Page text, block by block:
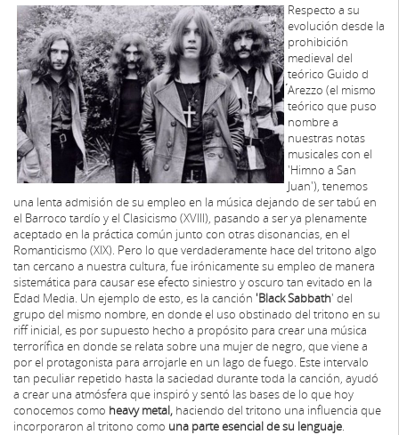
Respecto a su
evolución desde la
prohibición
medieval del
teórico Guido d
́Arezzo (el mismo
teórico que puso
nombre a
nuestras notas
musicales con el
'Himno a San
Juan'), tenemos
una lenta admisión de su empleo en la música dejando de ser tabú en
el Barroco tardío y el Clasicismo (XVIII), pasando a ser ya plenamente
aceptado en la práctica común junto con otras disonancias, en el
Romanticismo (XIX). Pero lo que verdaderamente hace del tritono algo
tan cercano a nuestra cultura, fue irónicamente su empleo de manera
sistemática para causar ese efecto siniestro y oscuro tan evitado en la
Edad Media. Un ejemplo de esto, es la canción 'Black Sabbath' del
grupo del mismo nombre, en donde el uso obstinado del tritono en su
riff inicial, es por supuesto hecho a propósito para crear una música
terrorífica en donde se relata sobre una mujer de negro, que viene a
por el protagonista para arrojarle en un lago de fuego. Este intervalo
tan peculiar repetido hasta la saciedad durante toda la canción, ayudó
a crear una atmósfera que inspiró y sentó las bases de lo que hoy
conocemos como heavy metal, haciendo del tritono una influencia que
incorporaron al tritono como una parte esencial de su lenguaje.